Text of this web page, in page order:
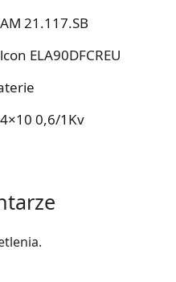
21.117.SB
ELA90DFCREU
0,6/1Kv